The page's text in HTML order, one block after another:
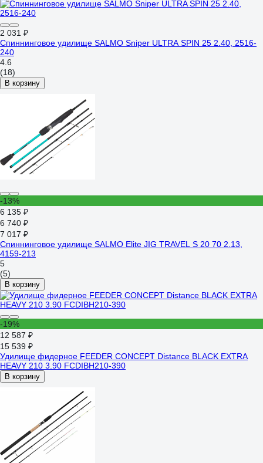
2 031 ₽
Спиннинговое удилище SALMO Sniper ULTRA SPIN 25 2.40, 2516-
240
4.6
(18)
В корзину
-13%
6 135 ₽
6 740 ₽
7 017 ₽
Спиннинговое удилище SALMO Elite JIG TRAVEL S 20 70 2.13,
4159-213
5
(5)
В корзину
-19%
12 587 ₽
15 539 ₽
Удилище фидерное FEEDER CONCEPT Distance BLACK EXTRA
HEAVY 210 3.90 FCDIBH210-390
В корзину